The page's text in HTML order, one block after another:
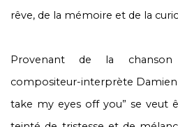
rêve, de la mémoire et de la
Provenant de la
compositeur-interprète Damien
take my eyes off you” se veut